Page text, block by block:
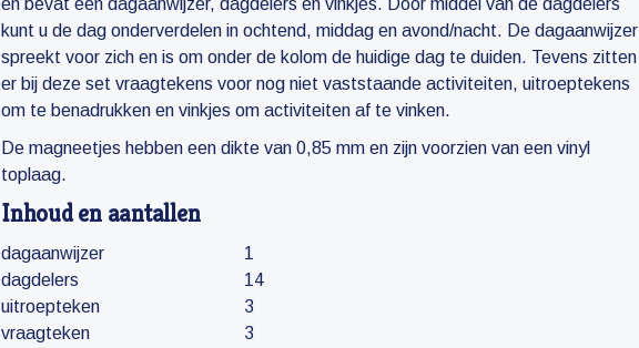
kunt u de dag onderverdelen in ochtend, middag en avond/nacht. De dagaanwijzer
spreekt voor zich en is om onder de kolom de huidige dag te duiden. Tevens zitten
er bij deze set vraagtekens voor nog niet vaststaande activiteiten, uitroeptekens
om te benadrukken en vinkjes om activiteiten af te vinken.
De magneetjes hebben een dikte van 0,85 mm en zijn voorzien van een vinyl
toplaag.
Inhoud en aantallen
dagaanwijzer
1
dagdelers
14
uitroepteken
3
vraagteken
3